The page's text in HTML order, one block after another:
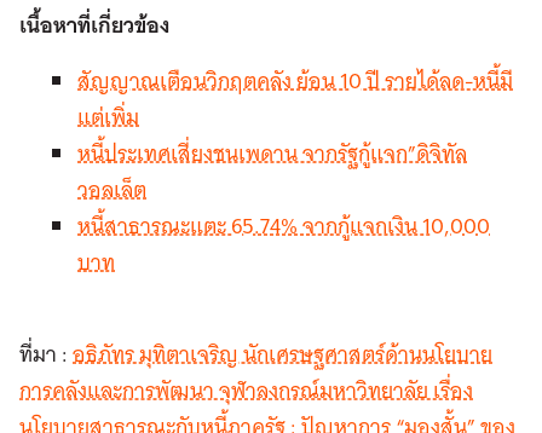
เนื้อหาที่เกี่ยวข้อง
สัญญาณเตือนวิกฤตคลัง ย้อน 10 ปี รายได้ลด-หนี้มี
แต่เพิ่ม
หนี้ประเทศเสี่ยงชนเพดาน จากรัฐกู้แจก”ดิจิทัล
วอลเล็ต
หนี้สาธารณะแตะ 65.74% จากกู้แจกเงิน 10,000
บาท
ที่มา :อธิภัทร มุทิตาเจริญ นักเศรษฐศาสตร์ด้านนโยบาย
การคลังและการพัฒนา จุฬาลงกรณ์มหาวิทยาลัย เรื่อง